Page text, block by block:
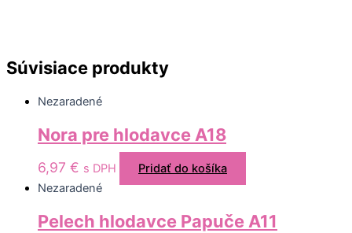
Súvisiace produkty
Nezaradené
Nora pre hlodavce A18
6,97 € s DPH
Pridať do košíka
Nezaradené
Pelech hlodavce Papuče A11